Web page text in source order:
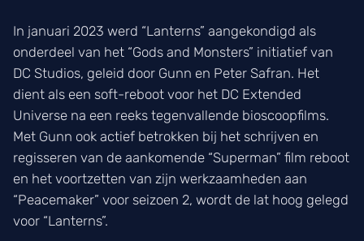
In januari 2023 werd “Lanterns” aangekondigd als
onderdeel van het “Gods and Monsters” initiatief van
DC Studios, geleid door Gunn en Peter Safran. Het
dient als een soft-reboot voor het DC Extended
Universe na een reeks tegenvallende bioscoopfilms.
Met Gunn ook actief betrokken bij het schrijven en
regisseren van de aankomende “Superman” film reboot
en het voortzetten van zijn werkzaamheden aan
“Peacemaker” voor seizoen 2, wordt de lat hoog gelegd
voor “Lanterns”.